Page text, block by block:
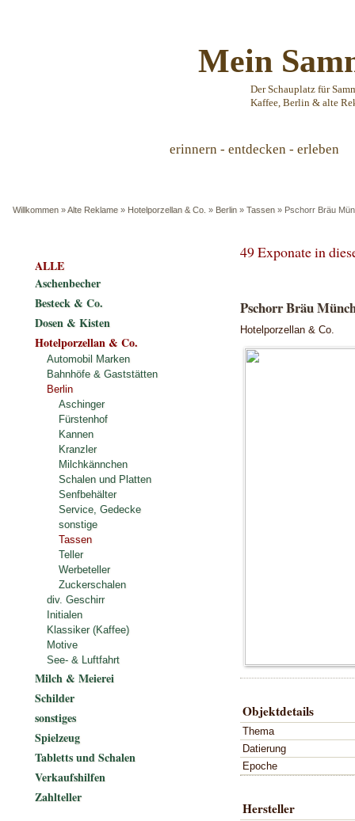
Mein
Der Schauplatz für
Kaffee, Berlin & alte
erinnern - entdecken - erleben
Willkommen »Alte Reklame » Hotelporzellan & Co. » Berlin » Tassen » Pschorr Bräu
49 Exponate in
Pschorr Bräu
Hotelporzellan & Co.
Objektdetails
Thema
Datierung
Epoche
Hersteller
ALLE
Aschenbecher
Besteck & Co.
Dosen & Kisten
Hotelporzellan & Co.
Automobil Marken
Bahnhöfe & Gaststätten
Berlin
Aschinger
Fürstenhof
Kannen
Kranzler
Milchkännchen
Schalen und Platten
Senfbehälter
Service, Gedecke
sonstige
Tassen
Teller
Werbeteller
Zuckerschalen
div. Geschirr
Initialen
Klassiker (Kaffee)
Motive
See- & Luftfahrt
Milch & Meierei
Schilder
sonstiges
Spielzeug
Tabletts und Schalen
Verkaufshilfen
Zahlteller